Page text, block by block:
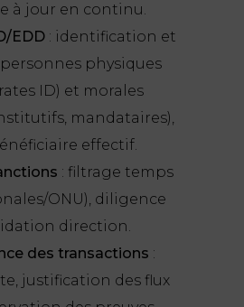
à jour en continu.
EDD : identification et
physiques
ID) et morales
mandataires),
effectif.
: filtrage temps
ONU), diligence
direction.
des transactions :
justification des flux